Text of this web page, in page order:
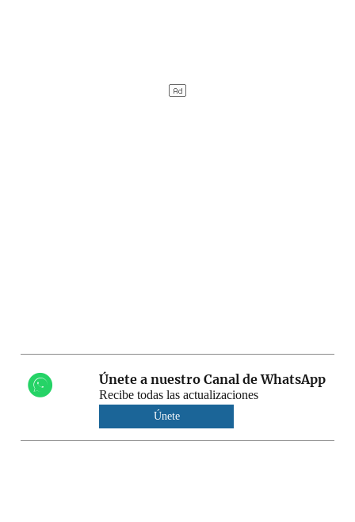
Únete a nuestro Canal de WhatsApp
Recibe todas las actualizaciones
Únete